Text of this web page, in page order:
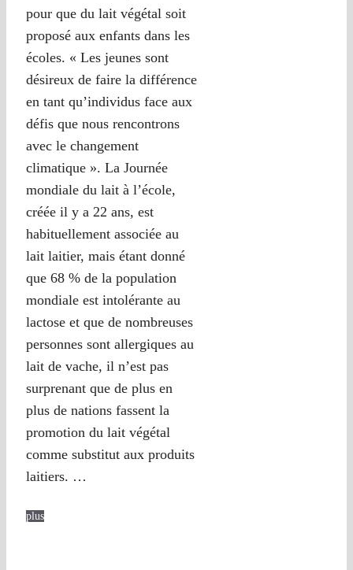
pour que du lait végétal soit
proposé aux enfants dans les
écoles. « Les jeunes sont
désireux de faire la différence
en tant qu’individus face aux
défis que nous rencontrons
avec le changement
climatique ». La Journée
mondiale du lait à l’école,
créée il y a 22 ans, est
habituellement associée au
lait laitier, mais étant donné
que 68 % de la population
mondiale est intolérante au
lactose et que de nombreuses
personnes sont allergiques au
lait de vache, il n’est pas
surprenant que de plus en
plus de nations fassent la
promotion du lait végétal
comme substitut aux produits
laitiers. …
plus